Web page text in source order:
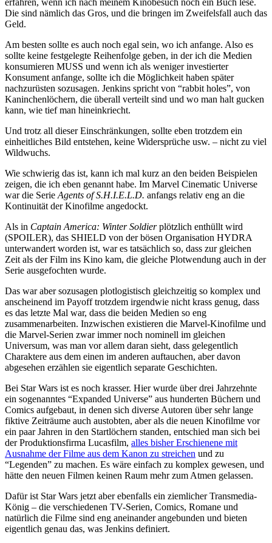
Die sind nämlich das Gros, und die bringen im Zweifelsfall auch das
Geld.
Am besten sollte es auch noch egal sein, wo ich anfange. Also es
sollte keine festgelegte Reihenfolge geben, in der ich die Medien
konsumieren MUSS und wenn ich als weniger investierter
Konsument anfange, sollte ich die Möglichkeit haben später
nachzurüsten sozusagen. Jenkins spricht von “rabbit holes”, von
Kaninchenlöchern, die überall verteilt sind und wo man halt gucken
kann, wie tief man hineinkriecht.
Und trotz all dieser Einschränkungen, sollte eben trotzdem ein
einheitliches Bild entstehen, keine Widersprüche usw. – nicht zu viel
Wildwuchs.
Wie schwierig das ist, kann ich mal kurz an den beiden Beispielen
zeigen, die ich eben genannt habe. Im Marvel Cinematic Universe
war die Serie Agents of S.H.I.E.L.D. anfangs relativ eng an die
Kontinuität der Kinofilme angedockt.
Als in Captain America: Winter Soldierplötzlich enthüllt wird
(SPOILER), das SHIELD von der bösen Organisation HYDRA
unterwandert worden ist, war es tatsächlich so, dass zur gleichen
Zeit als der Film ins Kino kam, die gleiche Plotwendung auch in der
Serie ausgefochten wurde.
Das war aber sozusagen plotlogistisch gleichzeitig so komplex und
anscheinend im Payoff trotzdem irgendwie nicht krass genug, dass
es das letzte Mal war, dass die beiden Medien so eng
zusammenarbeiten. Inzwischen existieren die Marvel-Kinofilme und
die Marvel-Serien zwar immer noch nominell im gleichen
Universum, was man vor allem daran sieht, dass gelegentlich
Charaktere aus dem einen im anderen auftauchen, aber davon
abgesehen erzählen sie eigentlich separate Geschichten.
Bei Star Wars ist es noch krasser. Hier wurde über drei Jahrzehnte
ein sogenanntes “Expanded Universe” aus hunderten Büchern und
Comics aufgebaut, in denen sich diverse Autoren über sehr lange
fiktive Zeiträume auch austobten, aber als die neuen Kinofilme vor
ein paar Jahren in den Startlöchern standen, entschied man sich bei
der Produktionsfirma Lucasfilm, alles bisher Erschienene mit
Ausnahme der Filme aus dem Kanon zu streichen und zu
“Legenden” zu machen. Es wäre einfach zu komplex gewesen, und
hätte den neuen Filmen keinen Raum mehr zum Atmen gelassen.
Dafür ist Star Wars jetzt aber ebenfalls ein ziemlicher Transmedia-
König – die verschiedenen TV-Serien, Comics, Romane und
natürlich die Filme sind eng aneinander angebunden und bieten
eigentlich genau das, was Jenkins definiert.